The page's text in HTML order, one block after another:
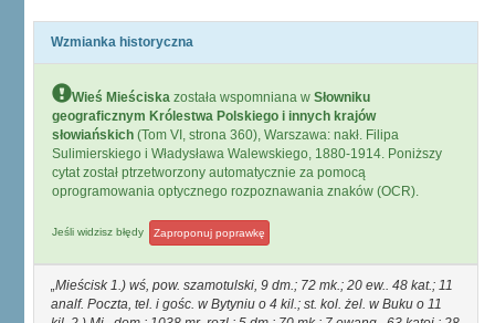
Wzmianka historyczna
Wieś Mieściska została wspomniana w Słowniku
geograficznym Królestwa Polskiego i innych krajów
słowiańskich (Tom VI, strona 360), Warszawa: nakł. Filipa
Sulimierskiego i Władysława Walewskiego, 1880-1914. Poniższy
cytat został ptrzetworzony automatycznie za pomocą
oprogramowania optycznego rozpoznawania znaków (OCR).
Jeśli widzisz błędy Zaproponuj poprawkę
Mieścisk 1.) wś, pow. szamotulski, 9 dm.; 72 mk.; 20 ew.. 48 kat.; 11
analf. Poczta, tel. i gośc. w Bytyniu o 4 kil.; st. kol. żel. w Buku o 11